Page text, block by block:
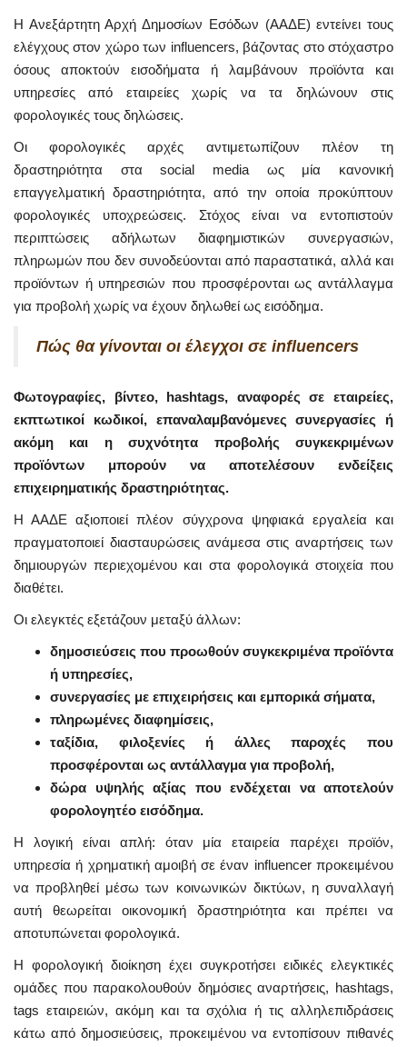
Η Ανεξάρτητη Αρχή Δημοσίων Εσόδων (ΑΑΔΕ) εντείνει τους
ελέγχους στον χώρο των influencers, βάζοντας στο στόχαστρο
όσους αποκτούν εισοδήματα ή λαμβάνουν προϊόντα και
υπηρεσίες από εταιρείες χωρίς να τα δηλώνουν στις
φορολογικές τους δηλώσεις.
Οι φορολογικές αρχές αντιμετωπίζουν πλέον τη
δραστηριότητα στα social media ως μία κανονική
επαγγελματική δραστηριότητα, από την οποία προκύπτουν
φορολογικές υποχρεώσεις. Στόχος είναι να εντοπιστούν
περιπτώσεις αδήλωτων διαφημιστικών συνεργασιών,
πληρωμών που δεν συνοδεύονται από παραστατικά, αλλά και
προϊόντων ή υπηρεσιών που προσφέρονται ως αντάλλαγμα
για προβολή χωρίς να έχουν δηλωθεί ως εισόδημα.
Πώς θα γίνονται οι έλεγχοι σε influencers
Φωτογραφίες, βίντεο, hashtags, αναφορές σε εταιρείες,
εκπτωτικοί κωδικοί, επαναλαμβανόμενες συνεργασίες ή
ακόμη και η συχνότητα προβολής συγκεκριμένων
προϊόντων μπορούν να αποτελέσουν ενδείξεις
επιχειρηματικής δραστηριότητας.
Η ΑΑΔΕ αξιοποιεί πλέον σύγχρονα ψηφιακά εργαλεία και
πραγματοποιεί διασταυρώσεις ανάμεσα στις αναρτήσεις των
δημιουργών περιεχομένου και στα φορολογικά στοιχεία που
διαθέτει.
Οι ελεγκτές εξετάζουν μεταξύ άλλων:
δημοσιεύσεις που προωθούν συγκεκριμένα προϊόντα
ή υπηρεσίες,
συνεργασίες με επιχειρήσεις και εμπορικά σήματα,
πληρωμένες διαφημίσεις,
ταξίδια, φιλοξενίες ή άλλες παροχές που
προσφέρονται ως αντάλλαγμα για προβολή,
δώρα υψηλής αξίας που ενδέχεται να αποτελούν
φορολογητέο εισόδημα.
Η λογική είναι απλή: όταν μία εταιρεία παρέχει προϊόν,
υπηρεσία ή χρηματική αμοιβή σε έναν influencer προκειμένου
να προβληθεί μέσω των κοινωνικών δικτύων, η συναλλαγή
αυτή θεωρείται οικονομική δραστηριότητα και πρέπει να
αποτυπώνεται φορολογικά.
Η φορολογική διοίκηση έχει συγκροτήσει ειδικές ελεγκτικές
ομάδες που παρακολουθούν δημόσιες αναρτήσεις, hashtags,
tags εταιρειών, ακόμη και τα σχόλια ή τις αλληλεπιδράσεις
κάτω από δημοσιεύσεις, προκειμένου να εντοπίσουν πιθανές